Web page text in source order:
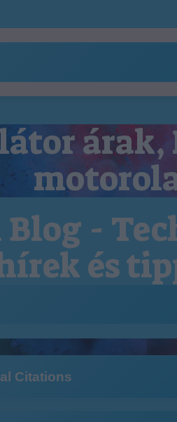
árak,
Blog -
és
Citations